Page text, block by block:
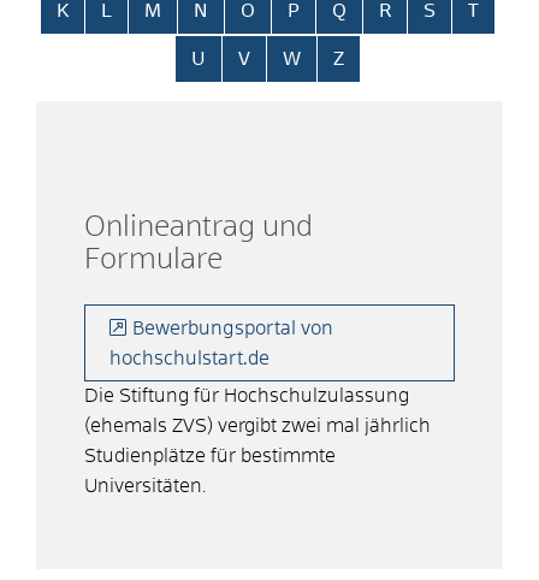
K L M N O P Q R S T
U V W Z
Onlineantrag und
Formulare
Bewerbungsportal von
hochschulstart.de
Die Stiftung für Hochschulzulassung
(ehemals ZVS) vergibt zwei mal jährlich
Studienplätze für bestimmte
Universitäten.